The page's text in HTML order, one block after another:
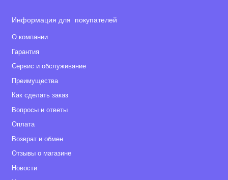
Информация для покупателей
О компании
Гарантия
Сервис и обслуживание
Преимущества
Как сделать заказ
Вопросы и ответы
Оплата
Возврат и обмен
Отзывы о магазине
Новости